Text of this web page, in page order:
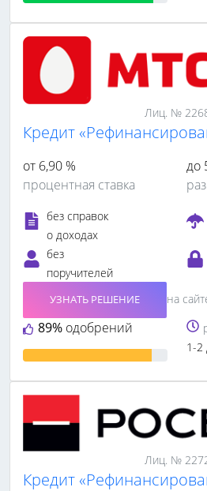
Лиц. №
Кредит
от 6,90 %
процентная ставка
до
без справок
о доходах
без
поручителей
89% одобрений
УЗНАТЬ РЕШЕНИЕ
на
1-2
Лиц. №
Кредит